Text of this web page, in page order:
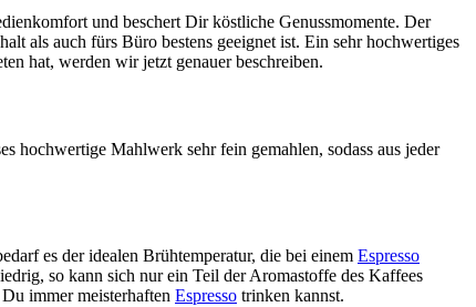
und beschert Dir köstliche Genussmomente. Der
als auch fürs Büro bestens geeignet ist. Ein sehr hochwertiges
hat, werden wir jetzt genauer beschreiben.
Mahlwerk sehr fein gemahlen, sodass aus jeder
es der idealen Brühtemperatur, die bei einem Espresso
so kann sich nur ein Teil der Aromastoffe des Kaffees
immer meisterhaften Espresso trinken kannst.